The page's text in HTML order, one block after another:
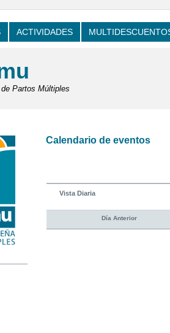
ACTIVIDADES
Partos Múltiples
Calendario de eventos
Vista Diaria
Día Anterior